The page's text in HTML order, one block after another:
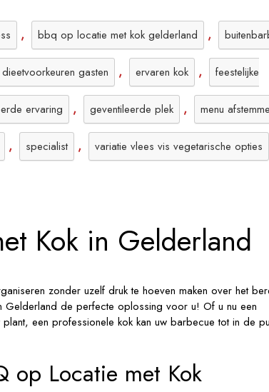
, bbq op locatie met kok gelderland ,
dieetvoorkeuren gasten , ervaren kok , feestelijke
ervaring , geventileerde plek , menu
, specialist , variatie vlees vis vegetarische opties
Kok in Gelderland
zonder uzelf druk te hoeven maken over het
Gelderland de perfecte oplossing voor u! Of u nu een
een professionele kok kan uw barbecue tot in de
op Locatie met Kok